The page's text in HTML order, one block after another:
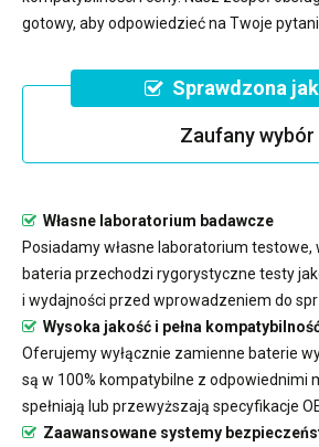
gotowy, aby odpowiedzieć na Twoje
Sprawdzona
Zaufany wybór
Własne laboratorium badawcze
Posiadamy własne laboratorium testowe,
bateria przechodzi rygorystyczne testy
i wydajności przed wprowadzeniem do
Wysoka jakość i pełna
Oferujemy wyłącznie zamienne baterie
są w 100% kompatybilne z odpowiednimi
spełniają lub przewyższają specyfikacje
Zaawansowane systemy